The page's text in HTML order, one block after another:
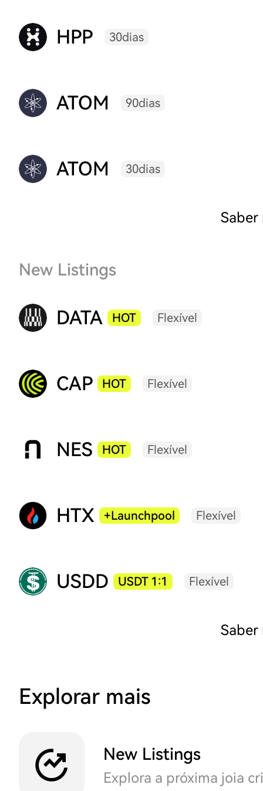
HPP 30dias
ATOM 90dias
ATOM 30dias
Saber
New Listings
DATA HOT Flexível
CAP HOT Flexível
NES HOT Flexível
HTX +Launchpool Flexível
USDD USDT 1:1 Flexível
Saber
Explorar mais
New Listings
Explora a próxima joia